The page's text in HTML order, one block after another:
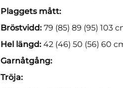
Plaggets mått:
Bröstvidd: 79 (85) 89 (95) 103
Hel längd: 42 (46) 50 (56) 60
Garnåtgång:
Tröja: